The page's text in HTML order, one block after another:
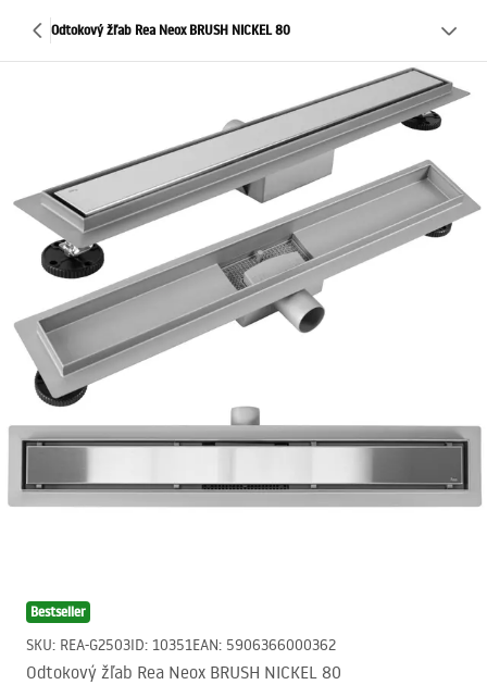
Odtokový žľab Rea Neox BRUSH NICKEL 80
Bestseller
SKU: REA-G2503ID: 10351EAN: 5906366000362
Odtokový žľab Rea Neox BRUSH NICKEL 80